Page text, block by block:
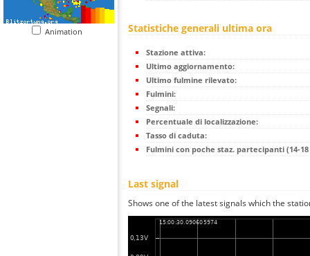
Animation Statistiche generali ultima ora
Stazione attiva:
Ultimo aggiornamento:
Ultimo fulmine rilevato:
Fulmini:
Segnali:
Percentuale di localizzazione:
Tasso di caduta:
Fulmini con poche staz. partecipanti (14-
Last signal
Shows one of the latest signals which the